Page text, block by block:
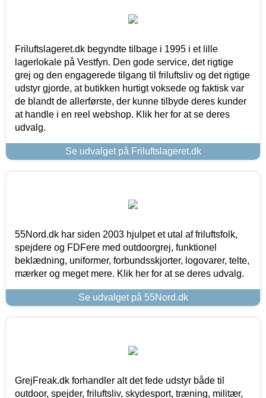
Friluftslageret.dk begyndte tilbage i 1995 i et lille
lagerlokale på Vestfyn. Den gode service, det rigtige
grej og den engagerede tilgang til friluftsliv og det rigtige
udstyr gjorde, at butikken hurtigt voksede og faktisk var
de blandt de allerførste, der kunne tilbyde deres kunder
at handle i en reel webshop. Klik her for at se deres
udvalg.
Se udvalget på Friluftslageret.dk
55Nord.dk har siden 2003 hjulpet et utal af friluftsfolk,
spejdere og FDFere med outdoorgrej, funktionel
beklædning, uniformer, forbundsskjorter, logovarer, telte,
mærker og meget mere. Klik her for at se deres udvalg.
Se udvalget på 55Nord.dk
GrejFreak.dk forhandler alt det fede udstyr både til
outdoor, spejder, friluftsliv, skydesport, træning, militær,